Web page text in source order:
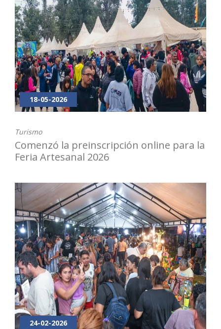
18-05-2026
Turismo
Comenzó la preinscripción online para la
Feria Artesanal 2026
24-02-2026